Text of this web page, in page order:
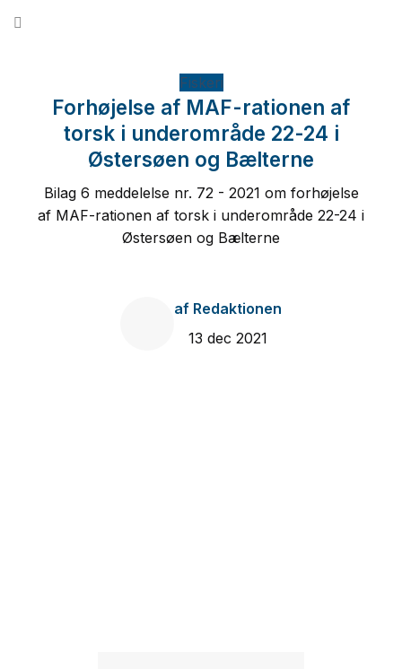
Fiskeri
Forhøjelse af MAF-rationen af
torsk i underområde 22-24 i
Østersøen og Bælterne
Bilag 6 meddelelse nr. 72 - 2021 om forhøjelse
af MAF-rationen af torsk i underområde 22-24 i
Østersøen og Bælterne
af Redaktionen
13 dec 2021